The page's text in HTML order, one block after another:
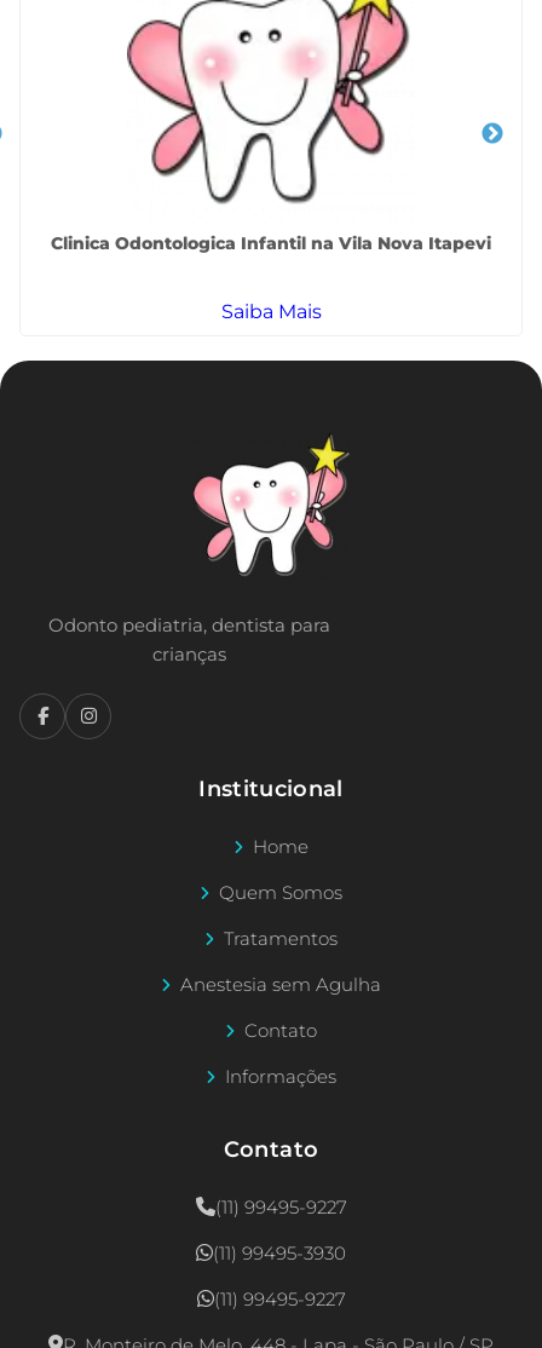
Clinica Odontologica Infantil na Vila Nova Itapevi
Saiba Mais
Odonto pediatria, dentista para
crianças
Institucional
Home
Quem Somos
Tratamentos
Anestesia sem Agulha
Contato
Informações
Contato
(11) 99495-9227
(11) 99495-3930
(11) 99495-9227